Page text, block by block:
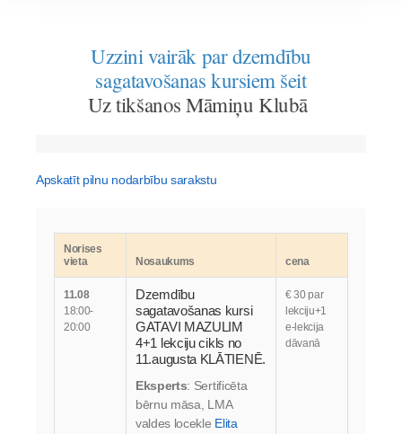
Uzzini vairāk par dzemdību
sagatavošanas kursiem šeit
Uz tikšanos Māmiņu Klubā
Apskatīt pilnu nodarbību sarakstu
Norises
vieta
Nosaukums cena
11.08
18:00-
20:00
Dzemdību
sagatavošanas kursi
GATAVI MAZULIM
4+1 lekciju cikls no
11.augusta KLĀTIENĒ.
Eksperts: Sertificēta
bērnu māsa, LMA
valdes locekle Elita
€ 30 par
lekciju+1
e-lekcija
dāvanā